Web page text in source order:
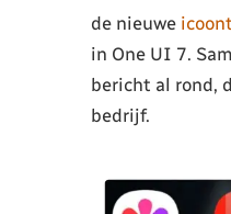
de nieuwe
in One UI 7.
bericht al rond,
bedrijf.